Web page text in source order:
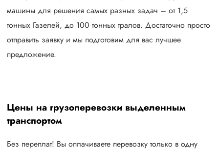
машины для решения самых разных задач – от 1,5
тонных Газелей, до 100 тонных тралов. Достаточно просто
отправить заявку и мы подготовим для вас лучшее
предложение.
Цены на грузоперевозки выделенным
транспортом
Без переплат! Вы оплачиваете перевозку только в одну